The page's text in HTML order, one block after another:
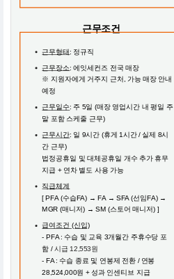
근무조건
근무형태: 정규직
근무장소: 에잇세컨즈 전국 매장
※ 지원자에게 거주지 근처, 가능 매장 안내
예정
근무일수: 주 5일 (매장 영업시간 내 평일 주
말 포함 스케줄 근무)
근무시간: 일 9시간 (휴게 1시간 / 실제 8시
간 근무)
법정공휴일 및 대체공휴일 개수 추가 휴무
지급 + 연차 별도 사용 가능
직급체계
[ PFA (수습FA) → FA → SFA (선임FA) →
MGR (매니저) → SM (스토어 매니저) ]
급여조건 (신입)
- PFA : 수습 및 교육 3개월간 주휴수당 포
함 /시급 12,553원
- FA : 수습 종료 및 연봉제 전환 / 연봉
28,524,000원 + 성과 인센티브 지급